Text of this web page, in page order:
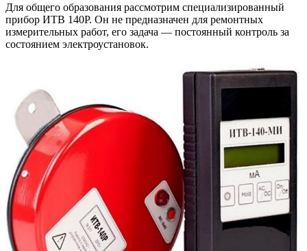
Для общего образования рассмотрим специализированный
прибор ИТВ 140Р. Он не предназначен для ремонтных
измерительных работ, его задача — постоянный контроль за
состоянием электроустановок.